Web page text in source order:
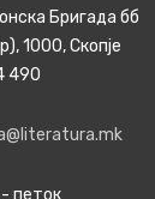
Бригада бб
1000, Скопје
490
петок